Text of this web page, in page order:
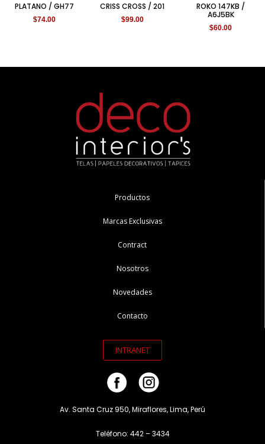
PLATANO / GH77
$74.00
CRISS CROSS / 201
$99.00
ROKO 147KB /
A6J5BK
$60.00
Productos
Marcas Exclusivas
Contract
Nosotros
Novedades
Contacto
INTRANET
Av. Santa Cruz 950, Miraflores, Lima, Perú
Teléfono: 442 – 3434